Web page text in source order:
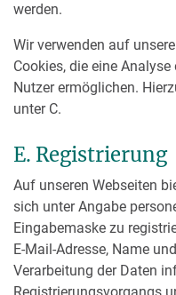
werden.
Wir verwenden auf
Cookies, die eine
Nutzer ermöglichen.
unter C.
E. Registrierung
Auf unseren Webseiten
sich unter Angabe
Eingabemaske zu
E-Mail-Adresse, Name
Verarbeitung der Daten